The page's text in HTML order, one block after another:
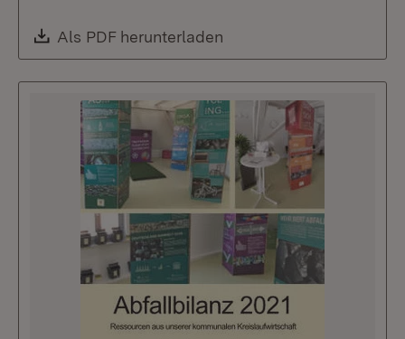
Download:
Als PDF herunterladen